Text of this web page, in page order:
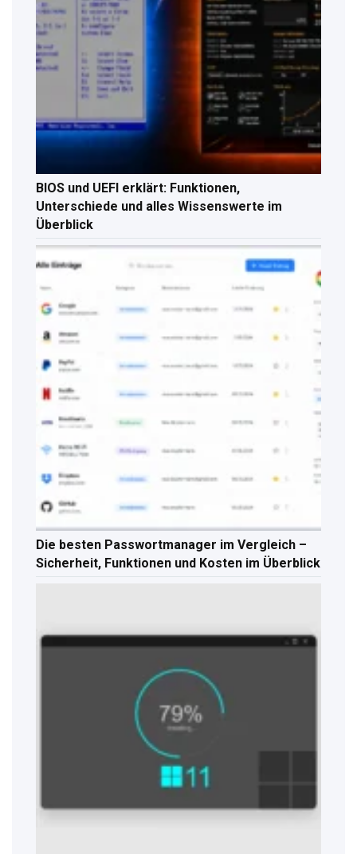
BIOS und UEFI erklärt: Funktionen,
Unterschiede und alles Wissenswerte im
Überblick
Die besten Passwortmanager im Vergleich –
Sicherheit, Funktionen und Kosten im Überblick